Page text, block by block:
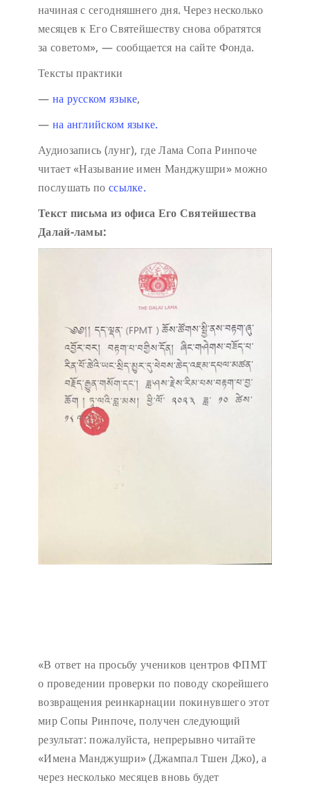
начиная с сегодняшнего дня. Через несколько
месяцев к Его Святейшеству снова обратятся
за советом», — сообщается на сайте Фонда.
Тексты практики
— на русском языке,
— на английском языке.
Аудиозапись (лунг), где Лама Сопа Ринпоче
читает «Называние имен Манджушри» можно
послушать по ссылке.
Текст письма из офиса Его Святейшества
Далай-ламы:
«В ответ на просьбу учеников центров ФПМТ
о проведении проверки по поводу скорейшего
возвращения реинкарнации покинувшего этот
мир Сопы Ринпоче, получен следующий
результат: пожалуйста, непрерывно читайте
«Имена Манджушри» (Джампал Тшен Джо), а
через несколько месяцев вновь будет